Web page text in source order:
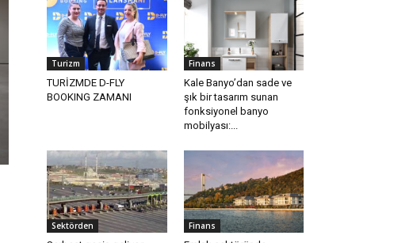
Turizm
TURİZMDE D-FLY
BOOKING ZAMANI
Finans
Kale Banyo’dan sade ve
şık bir tasarım sunan
fonksiyonel banyo
mobilyası:...
Sektörden Finans